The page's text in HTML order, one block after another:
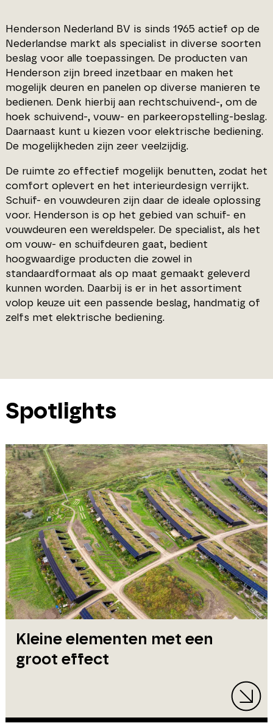
Henderson Nederland BV is sinds 1965 actief op de
Nederlandse markt als specialist in diverse soorten
beslag voor alle toepassingen. De producten van
Henderson zijn breed inzetbaar en maken het
mogelijk deuren en panelen op diverse manieren te
bedienen. Denk hierbij aan rechtschuivend-, om de
hoek schuivend-, vouw- en parkeeropstelling-beslag.
Daarnaast kunt u kiezen voor elektrische bediening.
De mogelijkheden zijn zeer veelzijdig.
De ruimte zo effectief mogelijk benutten, zodat het
comfort oplevert en het interieurdesign verrijkt.
Schuif- en vouwdeuren zijn daar de ideale oplossing
voor. Henderson is op het gebied van schuif- en
vouwdeuren een wereldspeler. De specialist, als het
om vouw- en schuifdeuren gaat, bedient
hoogwaardige producten die zowel in
standaardformaat als op maat gemaakt geleverd
kunnen worden. Daarbij is er in het assortiment
volop keuze uit een passende beslag, handmatig of
zelfs met elektrische bediening.
Spotlights
Kleine elementen met een
groot effect